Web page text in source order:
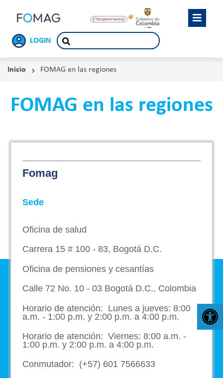
LOGIN
Inicio FOMAG en las regiones
FOMAG en las regiones
Fomag
Sede
Oficina de salud
Carrera 15 # 100 - 83, Bogotá D.C.
Oficina de pensiones y cesantías
Calle 72 No. 10 - 03 Bogotá D.C., Colombia
Horario de atención: Lunes a jueves: 8:00
a.m. - 1:00 p.m. y 2:00 p.m. a 4:00 p.m.
Horario de atención: Viernes: 8:00 a.m. -
1:00 p.m. y 2:00 p.m. a 4:00 p.m.
Conmutador: (+57) 601 7566633